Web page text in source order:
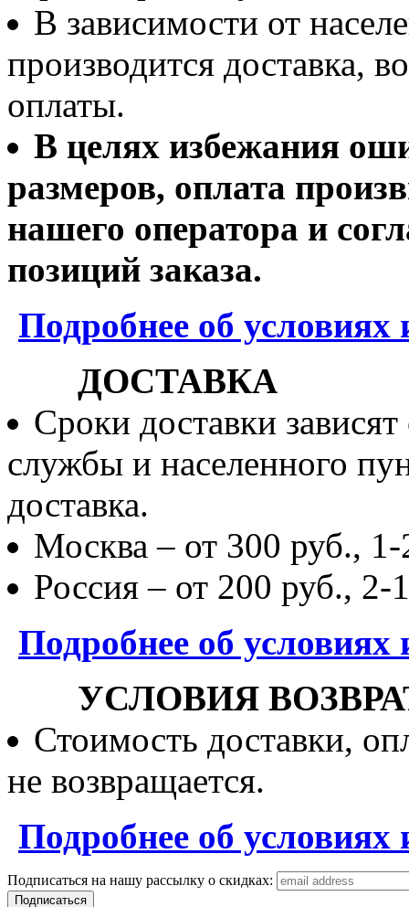
В зависимости от
производится доставка,
оплаты.
В целях избежания
размеров, оплата
нашего оператора и
позиций заказа.
Подробнее об
ДОСТАВКА
Сроки доставки
службы и населенного
доставка.
Москва – от 300 руб.,
Россия – от 200 руб., 2-
Подробнее об условиях
УСЛОВИЯ
Стоимость доставки,
не возвращается.
Подробнее об условиях
Подписаться на нашу рассылку о скидках: